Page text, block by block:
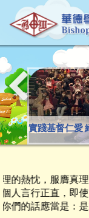
實踐基督仁愛
熱忱，服膺真理
言行正直，即使
的話應當是：是